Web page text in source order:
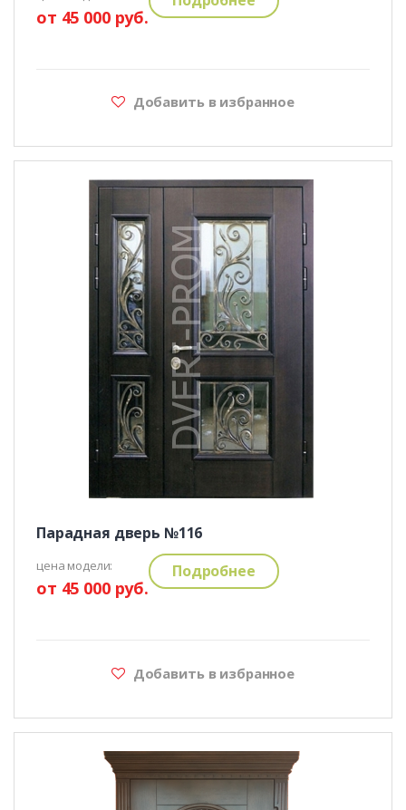
от 45 000 руб.
Добавить в избранное
Парадная дверь №116
цена модели:
от 45 000 руб.
Подробнее
Добавить в избранное